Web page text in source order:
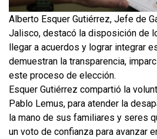
Alberto Esquer Gutiérrez, Jefe de
Jalisco, destacó la disposición de
llegar a acuerdos y lograr integrar
demuestran la transparencia,
este proceso de elección.
Esquer Gutiérrez compartió la
Pablo Lemus, para atender la
la mano de sus familiares y seres
un voto de confianza para avanzar